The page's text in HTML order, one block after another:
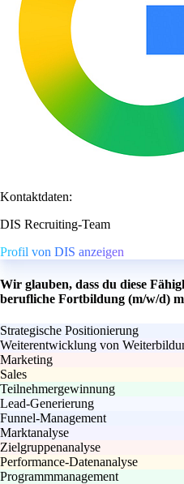
Kontaktdaten:
DIS Recruiting-Team
Profil von DIS anzeigen
Wir glauben, dass du diese
berufliche Fortbildung (m/w/d)
Strategische Positionierung
Weiterentwicklung von
Marketing
Sales
Teilnehmergewinnung
Lead-Generierung
Funnel-Management
Marktanalyse
Zielgruppenanalyse
Performance-Datenanalyse
Programmmanagement